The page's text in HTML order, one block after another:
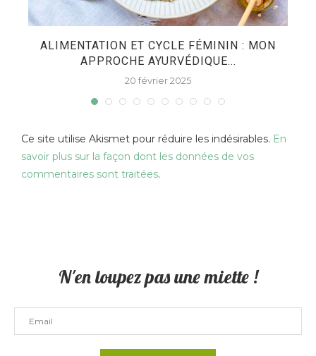
ALIMENTATION ET CYCLE FÉMININ : MON
APPROCHE AYURVÉDIQUE...
20 février 2025
Ce site utilise Akismet pour réduire les indésirables. En
savoir plus sur la façon dont les données de vos
commentaires sont traitées.
N'en loupez pas une miette !